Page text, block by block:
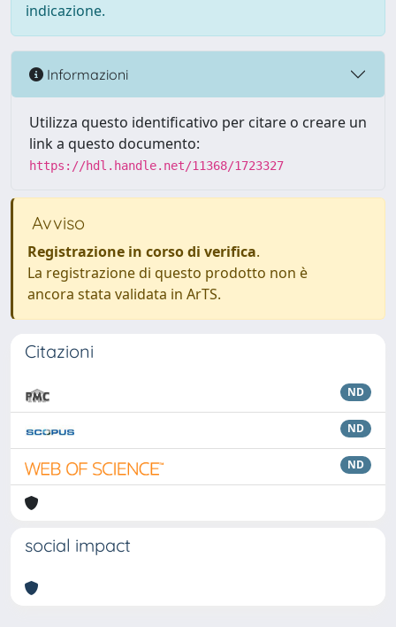
indicazione.
Informazioni
Utilizza questo identificativo per citare o creare un
link a questo documento:
https://hdl.handle.net/11368/1723327
Avviso
Registrazione in corso di verifica.
La registrazione di questo prodotto non è
ancora stata validata in ArTS.
Citazioni
ND
ND
ND
social impact